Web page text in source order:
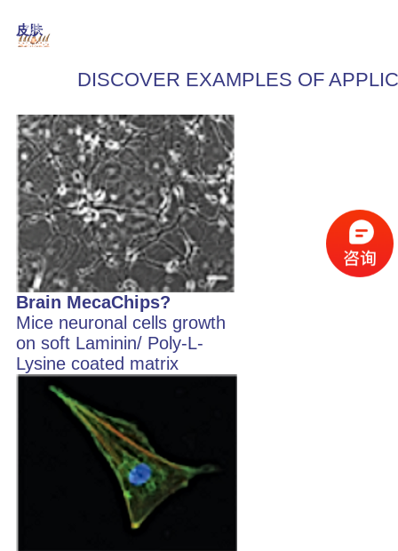
皮肤
5 帕
*具体刚度可应要求
DISCOVER EXAMPLES OF
Brain MecaChips?
Mice neuronal cells growth
on soft Laminin/ Poly-L-
Lysine coated matrix